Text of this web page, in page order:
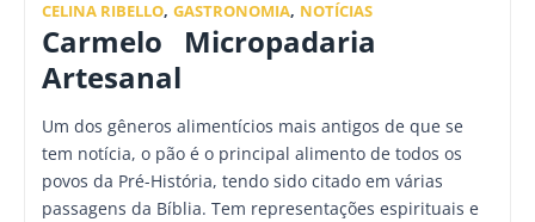
CELINA RIBELLO, GASTRONOMIA, NOTÍCIAS
Carmelo Micropadaria
Artesanal
Um dos gêneros alimentícios mais antigos de que se
tem notícia, o pão é o principal alimento de todos os
povos da Pré-História, tendo sido citado em várias
passagens da Bíblia. Tem representações espirituais e